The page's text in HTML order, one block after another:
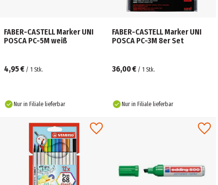
FABER-CASTELL Marker UNI
POSCA PC-5M weiß
4,95 € / 1 Stk.
Nur in Filiale lieferbar
FABER-CASTELL Marker UNI
POSCA PC-3M 8er Set
36,00 € / 1 Stk.
Nur in Filiale lieferbar